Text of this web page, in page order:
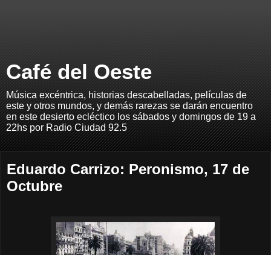
Café del Oeste
Música excéntrica, historias descabelladas, películas de
este y otros mundos, y demás rarezas se darán encuentro
en este desierto ecléctico los sábados y domingos de 19 a
22hs por Radio Ciudad 92.5
Eduardo Carrizo: Peronismo, 17 de
Octubre